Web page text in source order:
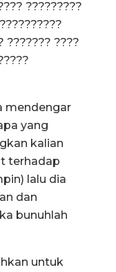
?????????
??????? ????
mendengar
yang
kalian
terhadap
lalu dia
dan
bunuhlah
untuk